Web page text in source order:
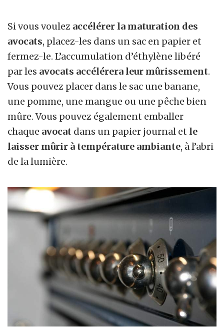
Si vous voulez accélérer la maturation des
avocats, placez-les dans un sac en papier et
fermez-le. L’accumulation d’éthylène libéré
par les avocats accélérera leur mûrissement.
Vous pouvez placer dans le sac une banane,
une pomme, une mangue ou une pêche bien
mûre. Vous pouvez également emballer
chaque avocat dans un papier journal et le
laisser mûrir à température ambiante, à l’abri
de la lumière.